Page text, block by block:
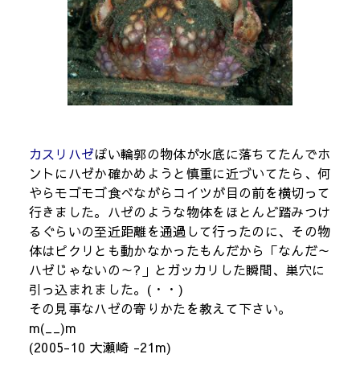
カスリハゼぽい輪郭の物体が水底に落ちてたんでホ
ントにハゼか確かめようと慎重に近づいてたら、何
やらモゴモゴ食べながらコイツが目の前を横切って
行きました。ハゼのような物体をほとんど踏みつけ
るぐらいの至近距離を通過して行ったのに、その物
体はピクリとも動かなかったもんだから「なんだ～
ハゼじゃないの～?」とガッカリした瞬間、巣穴に
引っ込まれました。(・・)
その見事なハゼの寄りかたを教えて下さい。
m(__)m
(2005-10 大瀬崎 -21m)